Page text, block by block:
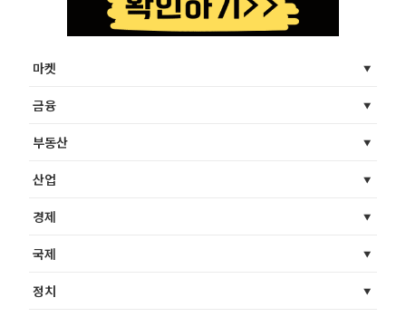
마켓
금융
부동산
산업
경제
국제
정치